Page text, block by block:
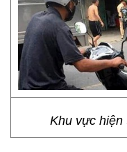
Khu vực hiện